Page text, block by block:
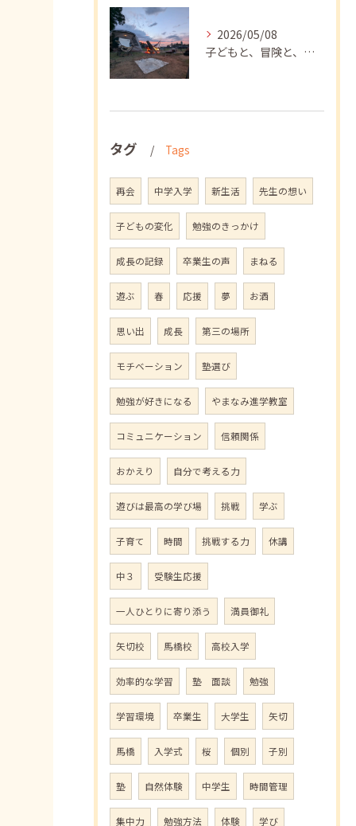
2026/05/08
子どもと、冒険と、学び
タグ Tags
再会 中学入学 新生活 先生の想い
子どもの変化 勉強のきっかけ
成長の記録 卒業生の声 まねる
遊ぶ 春 応援 夢 お酒
思い出 成長 第三の場所
モチベーション 塾選び
勉強が好きになる やまなみ進学教室
コミュニケーション 信頼関係
おかえり 自分で考える力
遊びは最高の学び場 挑戦 学ぶ
子育て 時間 挑戦する力 休講
中３ 受験生応援
一人ひとりに寄り添う 満員御礼
矢切校 馬橋校 高校入学
効率的な学習 塾 面談 勉強
学習環境 卒業生 大学生 矢切
馬橋 入学式 桜 個別 子別
塾 自然体験 中学生 時間管理
集中力 勉強方法 体験 学び